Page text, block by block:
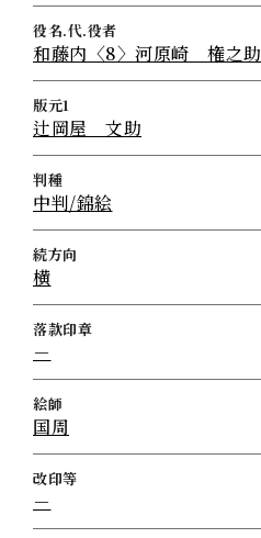
役名.代.役者
和藤内〈8〉河原崎 権之助
版元1
辻岡屋 文助
判種
中判/錦絵
続方向
横
落款印章
－
絵師
国周
改印等
－